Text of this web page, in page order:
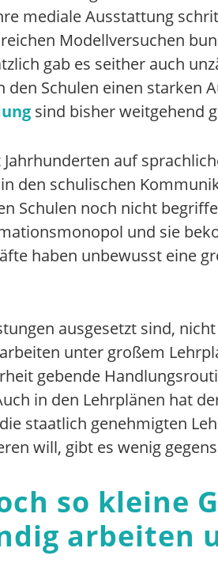
mediale Ausstattung
Modellversuchen
gab es seither auch
Schulen einen starken
sind bisher weitgehend
auf
den schulischen
Schulen noch nicht
und sie
haben unbewusst eine
ausgesetzt sind,
unter großem
gebende
in den Lehrplänen hat
staatlich genehmigten
will, gibt es wenig
so kleine
arbeiten